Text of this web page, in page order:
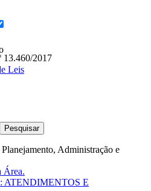
13.460/2017
Leis
Administração e
Área.
ATENDIMENTOS E